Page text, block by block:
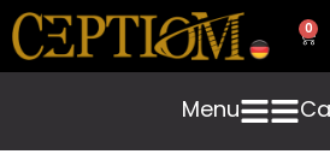
0
Menu